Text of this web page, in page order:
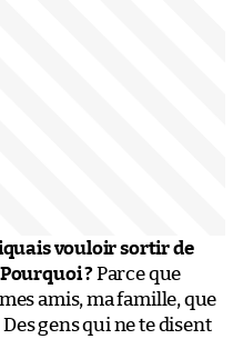
vouloir sortir de
? Parce que
amis, ma famille, que
gens qui ne te disent